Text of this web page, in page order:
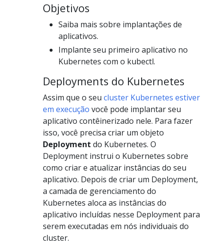
Objetivos
Saiba mais sobre implantações de
aplicativos.
Implante seu primeiro aplicativo no
Kubernetes com o kubectl.
Deployments do Kubernetes
Assim que o seu cluster Kubernetes estiver
em execução você pode implantar seu
aplicativo contêinerizado nele. Para fazer
isso, você precisa criar um objeto
Deployment do Kubernetes. O
Deployment instrui o Kubernetes sobre
como criar e atualizar instâncias do seu
aplicativo. Depois de criar um Deployment,
a camada de gerenciamento do
Kubernetes aloca as instâncias do
aplicativo incluídas nesse Deployment para
serem executadas em nós individuais do
cluster.